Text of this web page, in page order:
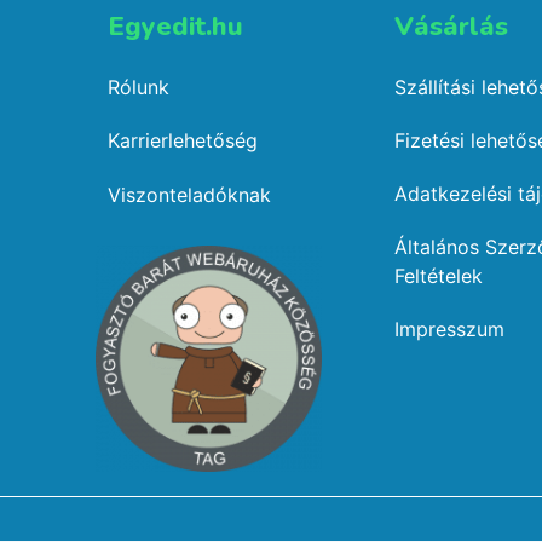
Egyedit.hu
Rólunk
Karrierlehetőség
Viszonteladóknak
Vásárlás​
Szállítási
Fizetési
Adatkezelési
Általános
Feltételek
Impresszum